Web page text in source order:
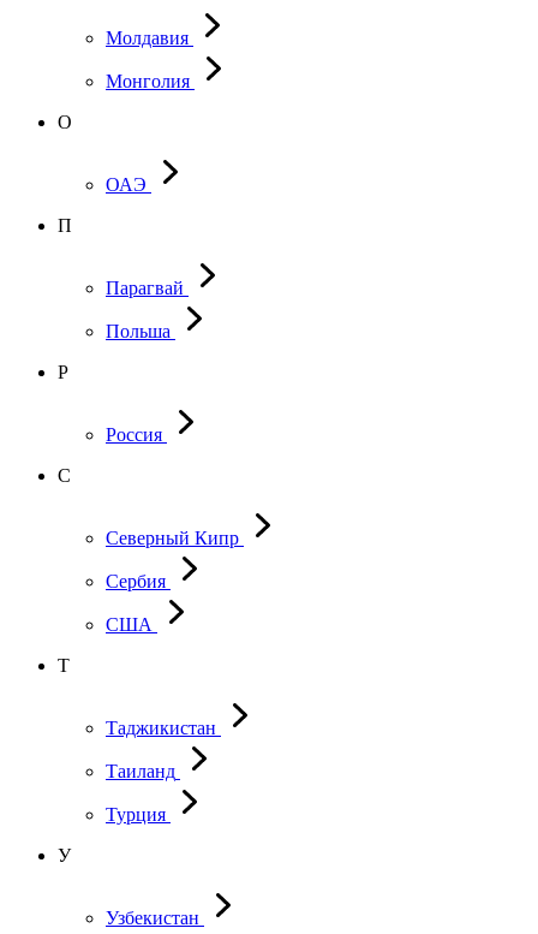
Молдавия
Монголия
О
ОАЭ
П
Парагвай
Польша
Р
Россия
С
Северный Кипр
Сербия
США
Т
Таджикистан
Таиланд
Турция
У
Узбекистан